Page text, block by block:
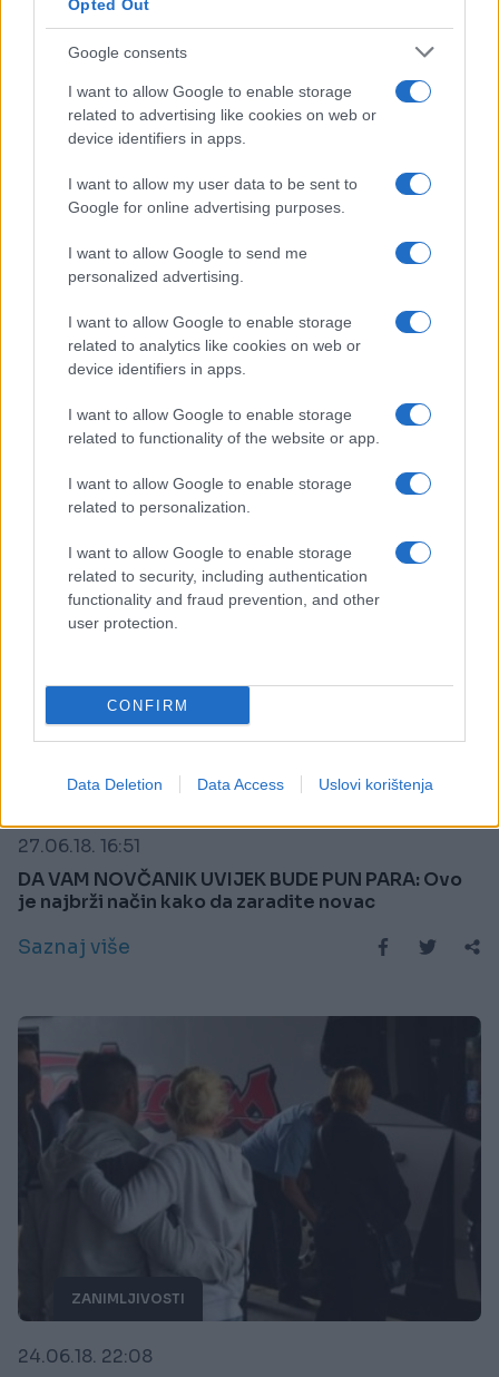
Opted Out
Google consents
I want to allow Google to enable storage
related to advertising like cookies on web or
device identifiers in apps.
I want to allow my user data to be sent to
Google for online advertising purposes.
I want to allow Google to send me
personalized advertising.
I want to allow Google to enable storage
related to analytics like cookies on web or
device identifiers in apps.
I want to allow Google to enable storage
related to functionality of the website or app.
I want to allow Google to enable storage
related to personalization.
I want to allow Google to enable storage
related to security, including authentication
functionality and fraud prevention, and other
user protection.
CONFIRM
Data Deletion Data Access Uslovi korištenja
AKTUELNO
16.08.18. 21:42
Postanite popularni preko noći u MEGA projektu
Saznaj više
PRAKTIČNA ŽENA
27.06.18. 16:51
DA VAM NOVČANIK UVIJEK BUDE PUN PARA: Ovo
je najbrži način kako da zaradite novac
Saznaj više
ZANIMLJIVOSTI
24.06.18. 22:08